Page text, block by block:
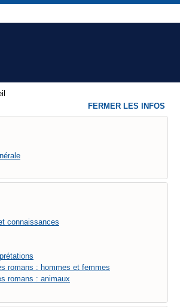
connaissances
romans : hommes et femmes
romans : animaux
FERMER LES INFOS